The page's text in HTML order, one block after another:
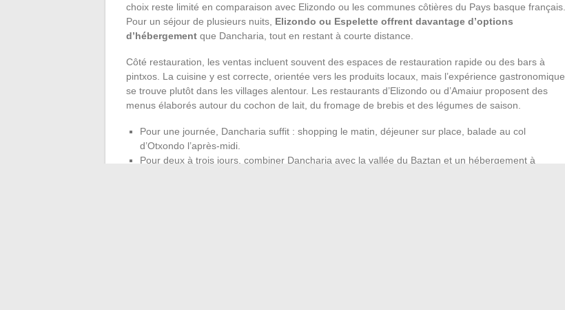
choix reste limité en comparaison avec Elizondo ou les communes côtières du Pays basque français.
Pour un séjour de plusieurs nuits, Elizondo ou Espelette offrent davantage d’options
d’hébergement que Dancharia, tout en restant à courte distance.
Côté restauration, les ventas incluent souvent des espaces de restauration rapide ou des bars à
pintxos. La cuisine y est correcte, orientée vers les produits locaux, mais l’expérience gastronomique
se trouve plutôt dans les villages alentour. Les restaurants d’Elizondo ou d’Amaiur proposent des
menus élaborés autour du cochon de lait, du fromage de brebis et des légumes de saison.
Pour une journée, Dancharia suffit : shopping le matin, déjeuner sur place, balade au col
d’Otxondo l’après-midi.
Pour deux à trois jours, combiner Dancharia avec la vallée du Baztan et un hébergement à